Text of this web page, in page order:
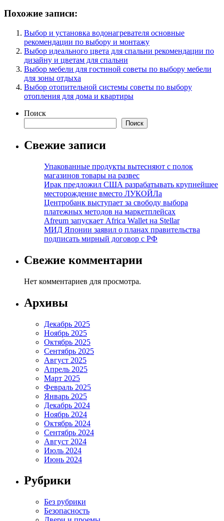
Похожие записи:
Выбор и установка водонагревателя основные
рекомендации по выбору и монтажу
Выбор идеального цвета для спальни рекомендации по
дизайну и цветам для спальни
Выбор мебели для гостиной советы по выбору мебели
для зоны отдыха
Выбор отопительной системы советы по выбору
отопления для дома и квартиры
Поиск
Поиск
Свежие записи
Упакованные продукты вытесняют с полок
магазинов товары на развес
Ирак предложил США разрабатывать крупнейшее
месторождение вместо ЛУКОЙЛа
Центробанк выступает за свободу выбора
платежных методов на маркетплейсах
Afreum запускает Africa Wallet на Stellar
МИД Японии заявил о планах правительства
подписать мирный договор с РФ
Свежие комментарии
Нет комментариев для просмотра.
Архивы
Декабрь 2025
Ноябрь 2025
Октябрь 2025
Сентябрь 2025
Август 2025
Апрель 2025
Март 2025
Февраль 2025
Январь 2025
Декабрь 2024
Ноябрь 2024
Октябрь 2024
Сентябрь 2024
Август 2024
Июль 2024
Июнь 2024
Рубрики
Без рубрики
Безопасность